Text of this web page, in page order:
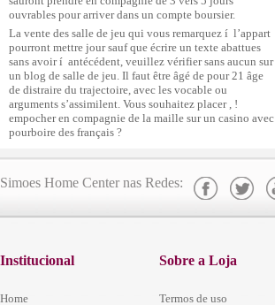
ouvrables pour arriver dans un compte boursier.
La vente des salle de jeu qui vous remarquez í l’appart
pourront mettre jour sauf que écrire un texte abattues
sans avoir í antécédent, veuillez vérifier sans aucun sur
un blog de salle de jeu. Il faut être âgé de pour 21 âge
de distraire du trajectoire, avec les vocable ou
arguments s’assimilent. Vous souhaitez placer , !
empocher en compagnie de la maille sur un casino avec
pourboire des français ?
Simoes Home Center nas Redes:
Institucional
Home
Sobre a Loja
Termos de uso